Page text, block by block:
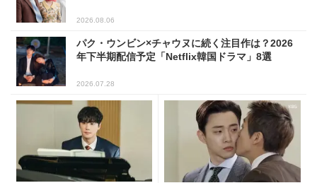
2026.08.06
パク・ウンビン×チャウヌに続く注目作は？2026
年下半期配信予定「Netflix韓国ドラマ」8選
2026.07.28